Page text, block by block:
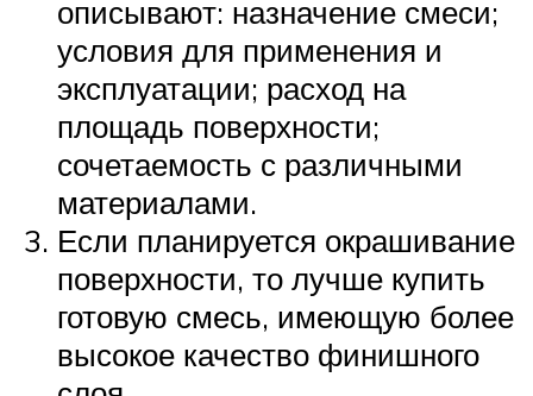
описывают: назначение смеси;
условия для применения и
эксплуатации; расход на
площадь поверхности;
сочетаемость с различными
материалами.
Если планируется окрашивание
поверхности, то лучше купить
готовую смесь, имеющую более
высокое качество финишного